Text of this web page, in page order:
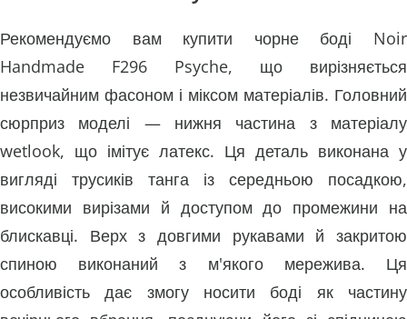
Рекомендуємо вам купити чорне боді Noir
Handmade F296 Psyche, що вирізняється
незвичайним фасоном і міксом матеріалів. Головний
сюрприз моделі — нижня частина з матеріалу
wetlook, що імітує латекс. Ця деталь виконана у
вигляді трусиків танга із середньою посадкою,
високими вирізами й доступом до промежини на
блискавці. Верх з довгими рукавами й закритою
спиною виконаний з м'якого мережива. Ця
особливість дає змогу носити боді як частину